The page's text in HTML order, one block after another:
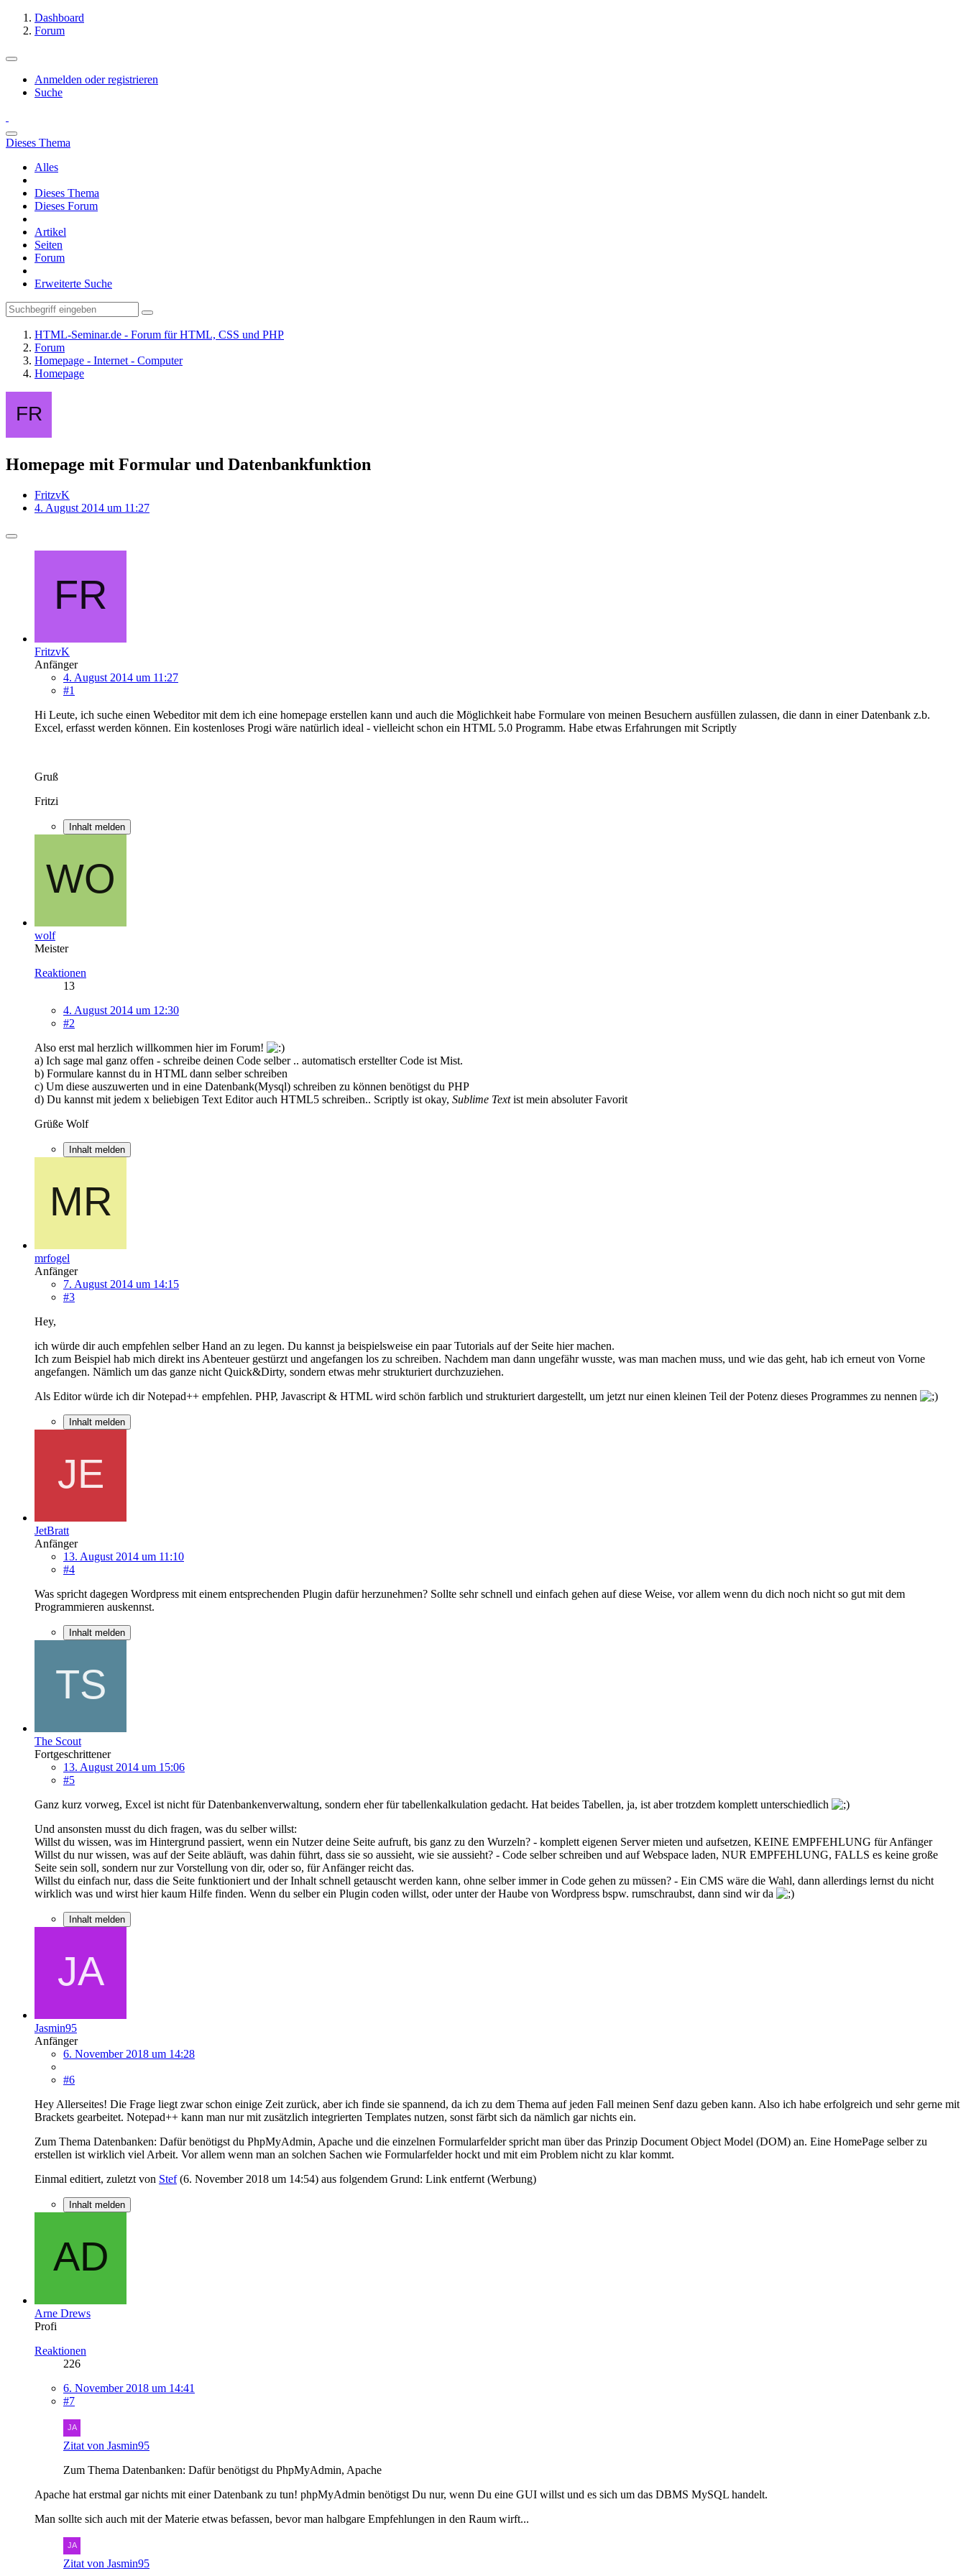
Dashboard
Forum
Anmelden oder registrieren
Suche
Dieses Thema
Alles
Dieses Thema
Dieses Forum
Artikel
Seiten
Forum
Erweiterte Suche
HTML-Seminar.de - Forum für HTML, CSS und PHP
Forum
Homepage - Internet - Computer
Homepage
Homepage mit Formular und Datenbankfunktion
FritzvK
4. August 2014 um 11:27
FritzvK
Anfänger
4. August 2014 um 11:27
#1
Hi Leute, ich suche einen Webeditor mit dem ich eine homepage erstellen kann und auch die Möglichkeit habe Formulare von meinen Besuchern ausfüllen zulassen, die dann in einer Datenbank z.b.
Excel, erfasst werden können. Ein kostenloses Progi wäre natürlich ideal - vielleicht schon ein HTML 5.0 Programm. Habe etwas Erfahrungen mit Scriptly
Gruß
Fritzi
Inhalt melden
wolf
Meister
Reaktionen
13
4. August 2014 um 12:30
#2
Also erst mal herzlich willkommen hier im Forum!
a) Ich sage mal ganz offen - schreibe deinen Code selber .. automatisch erstellter Code ist Mist.
b) Formulare kannst du in HTML dann selber schreiben
c) Um diese auszuwerten und in eine Datenbank(Mysql) schreiben zu können benötigst du PHP
d) Du kannst mit jedem x beliebigen Text Editor auch HTML5 schreiben.. Scriptly ist okay, Sublime Textist mein absoluter Favorit
Grüße Wolf
Inhalt melden
mrfogel
Anfänger
7. August 2014 um 14:15
#3
Hey,
ich würde dir auch empfehlen selber Hand an zu legen. Du kannst ja beispielsweise ein paar Tutorials auf der Seite hier machen.
Ich zum Beispiel hab mich direkt ins Abenteuer gestürzt und angefangen los zu schreiben. Nachdem man dann ungefähr wusste, was man machen muss, und wie das geht, hab ich erneut von Vorne
angefangen. Nämlich um das ganze nicht Quick&Dirty, sondern etwas mehr strukturiert durchzuziehen.
Als Editor würde ich dir Notepad++ empfehlen. PHP, Javascript & HTML wird schön farblich und strukturiert dargestellt, um jetzt nur einen kleinen Teil der Potenz dieses Programmes zu nennen
Inhalt melden
JetBratt
Anfänger
13. August 2014 um 11:10
#4
Was spricht dagegen Wordpress mit einem entsprechenden Plugin dafür herzunehmen? Sollte sehr schnell und einfach gehen auf diese Weise, vor allem wenn du dich noch nicht so gut mit dem
Programmieren auskennst.
Inhalt melden
The Scout
Fortgeschrittener
13. August 2014 um 15:06
#5
Ganz kurz vorweg, Excel ist nicht für Datenbankenverwaltung, sondern eher für tabellenkalkulation gedacht. Hat beides Tabellen, ja, ist aber trotzdem komplett unterschiedlich
Und ansonsten musst du dich fragen, was du selber willst:
Willst du wissen, was im Hintergrund passiert, wenn ein Nutzer deine Seite aufruft, bis ganz zu den Wurzeln? - komplett eigenen Server mieten und aufsetzen, KEINE EMPFEHLUNG für Anfänger
Willst du nur wissen, was auf der Seite abläuft, was dahin führt, dass sie so aussieht, wie sie aussieht? - Code selber schreiben und auf Webspace laden, NUR EMPFEHLUNG, FALLS es keine große
Seite sein soll, sondern nur zur Vorstellung von dir, oder so, für Anfänger reicht das.
Willst du einfach nur, dass die Seite funktioniert und der Inhalt schnell getauscht werden kann, ohne selber immer in Code gehen zu müssen? - Ein CMS wäre die Wahl, dann allerdings lernst du nicht
wirklich was und wirst hier kaum Hilfe finden. Wenn du selber ein Plugin coden willst, oder unter der Haube von Wordpress bspw. rumschraubst, dann sind wir da
Inhalt melden
Jasmin95
Anfänger
6. November 2018 um 14:28
#6
Hey Allerseites! Die Frage liegt zwar schon einige Zeit zurück, aber ich finde sie spannend, da ich zu dem Thema auf jeden Fall meinen Senf dazu geben kann. Also ich habe erfolgreich und sehr gerne mit
Brackets gearbeitet. Notepad++ kann man nur mit zusätzlich integrierten Templates nutzen, sonst färbt sich da nämlich gar nichts ein.
Zum Thema Datenbanken: Dafür benötigst du PhpMyAdmin, Apache und die einzelnen Formularfelder spricht man über das Prinzip Document Object Model (DOM) an. Eine HomePage selber zu
erstellen ist wirklich viel Arbeit. Vor allem wenn man an solchen Sachen wie Formularfelder hockt und mit eim Problem nicht zu klar kommt.
Einmal editiert, zuletzt von Stef(6. November 2018 um 14:54) aus folgendem Grund: Link entfernt (Werbung)
Inhalt melden
Arne Drews
Profi
Reaktionen
226
6. November 2018 um 14:41
#7
Zitat von Jasmin95
Zum Thema Datenbanken: Dafür benötigst du PhpMyAdmin, Apache
Apache hat erstmal gar nichts mit einer Datenbank zu tun! phpMyAdmin benötigst Du nur, wenn Du eine GUI willst und es sich um das DBMS MySQL handelt.
Man sollte sich auch mit der Materie etwas befassen, bevor man halbgare Empfehlungen in den Raum wirft...
Zitat von Jasmin95